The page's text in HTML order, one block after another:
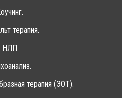
терапия.
НЛП
терапия (ЭОТ).